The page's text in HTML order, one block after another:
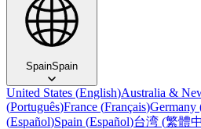
SpainSpain
United States (English)Australia &
(Português)France (Français)Germany
(Español)Spain (Español)台湾 (繁體